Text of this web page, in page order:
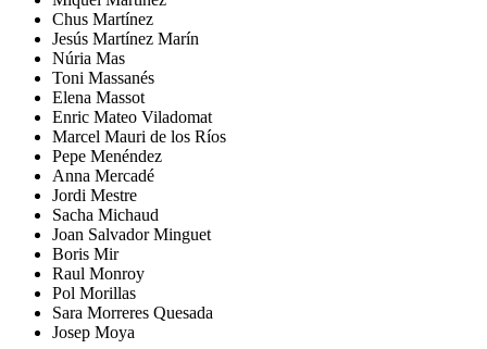
Chus Martínez
Jesús Martínez Marín
Núria Mas
Toni Massanés
Elena Massot
Enric Mateo Viladomat
Marcel Mauri de los Ríos
Pepe Menéndez
Anna Mercadé
Jordi Mestre
Sacha Michaud
Joan Salvador Minguet
Boris Mir
Raul Monroy
Pol Morillas
Sara Morreres Quesada
Josep Moya